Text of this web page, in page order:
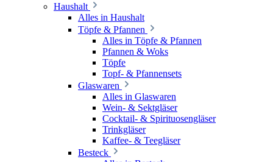
Haushalt
Alles in Haushalt
Töpfe & Pfannen
Alles in Töpfe & Pfannen
Pfannen & Woks
Töpfe
Topf- & Pfannensets
Glaswaren
Alles in Glaswaren
Wein- & Sektgläser
Cocktail- & Spirituosengläser
Trinkgläser
Kaffee- & Teegläser
Besteck